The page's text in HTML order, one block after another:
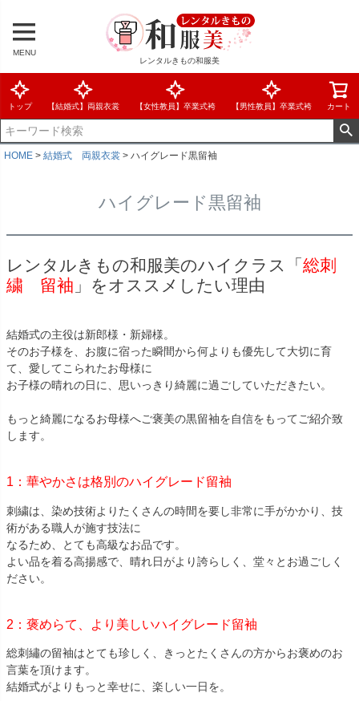
MENU
レンタルきもの和服美
トップ 【結婚式】両親衣裳 【女性教員】卒業式袴 【男性教員】卒業式袴 カート
HOME 結婚式 両親衣裳 ハイグレード黒留袖
ハイグレード黒留袖
レンタルきもの和服美のハイクラス「 総刺
繍 留袖 」をオススメしたい理由
結婚式の主役は新郎様・新婦様。
そのお子様を、お腹に宿った瞬間から何よりも優先して大切に育
て、愛してこられたお母様に
お子様の晴れの日に、思いっきり綺麗に過ごしていただきたい。
もっと綺麗になるお母様へご褒美の黒留袖を自信をもってご紹介致
します。
1：華やかさは格別のハイグレード留袖
刺繍は、染め技術よりたくさんの時間を要し非常に手がかかり、技
術がある職人が施す技法に
なるため、とても高級なお品です。
よい品を着る高揚感で、晴れ日がより誇らしく、堂々とお過ごしく
ださい。
2：褒めらて、より美しいハイグレード留袖
総刺繡の留袖はとても珍しく、きっとたくさんの方からお褒めのお
言葉を頂けます。
結婚式がよりもっと幸せに、楽しい一日を。